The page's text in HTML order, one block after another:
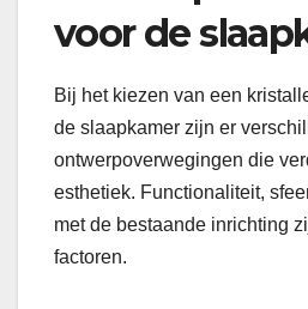
voor de
Bij het kiezen van een
de slaapkamer zijn er
ontwerpoverwegingen die
esthetiek. Functionaliteit,
met de bestaande inrichting
factoren.